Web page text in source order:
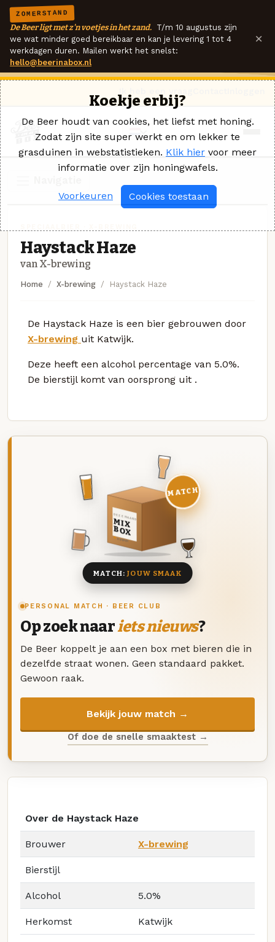
ZOMERSTAND
De Beer ligt met z'n voetjes in het zand. T/m 10 augustus zijn
we wat minder goed bereikbaar en kan je levering 1 tot 4
werkdagen duren. Mailen werkt het snelst:
hello@beerinabox.nl
×
Haystack Haze
van X-brewing
Home X-brewing Haystack Haze
De Haystack Haze is een bier gebrouwen door
X-brewing uit Katwijk.
Deze heeft een alcohol percentage van 5.0%.
De bierstijl komt van oorsprong uit .
PERSONAL MATCH · BEER CLUB
Op zoek naariets nieuws?
De Beer koppelt je aan een box met bieren die in
dezelfde straat wonen. Geen standaard pakket.
Gewoon raak.
Bekijk jouw match →
Of doe de snelle smaaktest →
DEZE MAAND
MIX
BOX
8 BIEREN
MATCH
MATCH:JOUW SMAAK
Over de Haystack Haze
Brouwer X-brewing
Bierstijl
Alcohol 5.0%
Herkomst Katwijk
Koekje erbij?
De Beer houdt van cookies, het liefst met honing.
Zodat zijn site super werkt en om lekker te
grasduinen in webstatistieken. Klik hier voor meer
informatie over zijn honingwafels.
Voorkeuren Cookies toestaan